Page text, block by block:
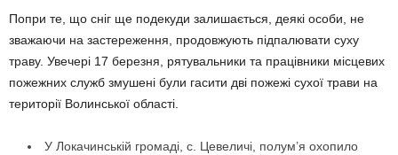
Попри те, що сніг ще подекуди залишається, деякі особи, не
зважаючи на застереження, продовжують підпалювати суху
траву. Увечері 17 березня, рятувальники та працівники місцевих
пожежних служб змушені були гасити дві пожежі сухої трави на
території Волинської області.
У Локачинській громаді, с. Цевеличі, полум’я охопило